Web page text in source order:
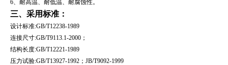
6、耐高温、耐低温、耐腐蚀性。
三、采用标准：
设计标准:GB/T12238-1989
连接尺寸:GB/T9113.1-2000；
结构长度:GB/T12221-1989
压力试验:GB/T13927-1992；JB/T9092-1999